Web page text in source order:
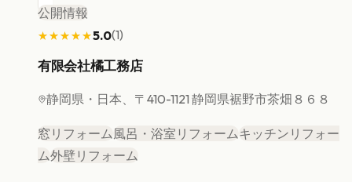
公開情報
★★★★★
★★★★★5.0(1)
有限会社橘工務店
静岡県 ・日本、〒410-1121 静岡県裾野市茶畑８６８
窓リフォーム風呂・浴室リフォームキッチンリフォー
ム外壁リフォーム